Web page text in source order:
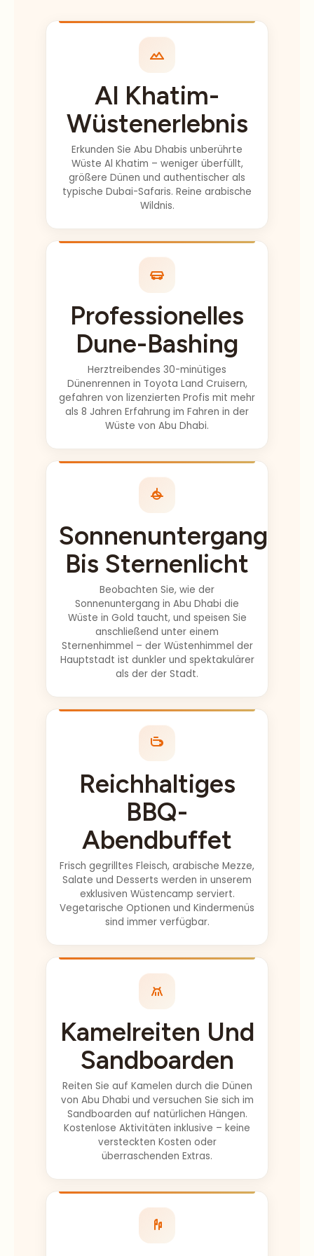
Schwester und
sind mit der
Privatfahrt
gefahren (die
gelohnt hat)
und wurden
dort abgeholt,
unser Fahrer
genug
erstaunliche
Dinge sagen. Er
war so lustig,
hat viele Fotos
und Videos von
uns gemacht, er
hat immer dafür
wir nichts
das
KOMPLETTE
Erlebnis. Das
uns entgangen
ist, waren die
Fotos vom
Sonnenuntergang,
was in Ordnung
war, aber wenn
Sie diese haben
möchten,
dass Sie um
17:30 Uhr (zu
dieser
Jahreszeit) im
Heritage Camp
ankommen. Sie
haben uns auch
vor unserer
Bitte um eine
späte Abholung
(14:30 Uhr vom
Strand. Man
kann nicht alles
haben!! Es war
eine Win-Win-
Situation.
Abhilash, du
hast diese
ganze
uns wirklich
Al Khatim-
Wüstenerlebnis
Erkunden Sie Abu Dhabis unberührte
Wüste Al Khatim – weniger überfüllt,
größere Dünen und authentischer als
typische Dubai-Safaris. Reine arabische
Wildnis.
Professionelles
Dune-Bashing
Herztreibendes 30-minütiges
Dünenrennen in Toyota Land Cruisern,
gefahren von lizenzierten Profis mit mehr
als 8 Jahren Erfahrung im Fahren in der
Wüste von Abu Dhabi.
Sonnenuntergang
Bis Sternenlicht
Beobachten Sie, wie der
Sonnenuntergang in Abu Dhabi die
Wüste in Gold taucht, und speisen Sie
anschließend unter einem
Sternenhimmel – der Wüstenhimmel der
Hauptstadt ist dunkler und spektakulärer
als der der Stadt.
Reichhaltiges
BBQ-
Abendbuffet
Frisch gegrilltes Fleisch, arabische Mezze,
Salate und Desserts werden in unserem
exklusiven Wüstencamp serviert.
Vegetarische Optionen und Kindermenüs
sind immer verfügbar.
Kamelreiten Und
Sandboarden
Reiten Sie auf Kamelen durch die Dünen
von Abu Dhabi und versuchen Sie sich im
Sandboarden auf natürlichen Hängen.
Kostenlose Aktivitäten inklusive – keine
versteckten Kosten oder
überraschenden Extras.
Live-